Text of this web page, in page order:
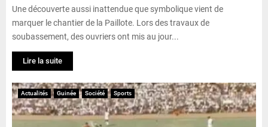
Une découverte aussi inattendue que symbolique vient de
marquer le chantier de la Paillote. Lors des travaux de
soubassement, des ouvriers ont mis au jour...
Lire la suite
Actualités Guinée Société Sports